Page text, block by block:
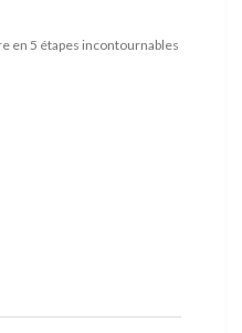
en 5 étapes incontournables